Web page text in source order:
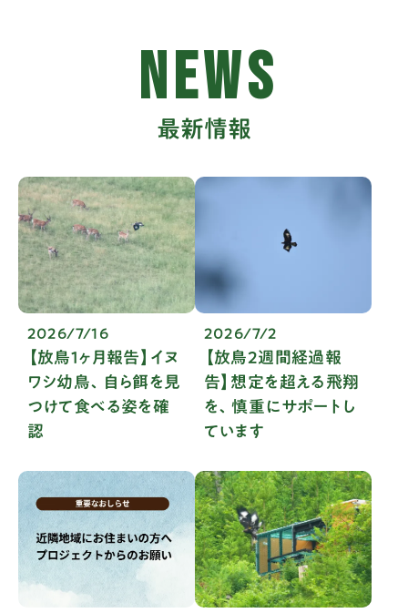
NEWS
最新情報
2026/7/16
【放鳥１ヶ月報告】イヌ
ワシ幼鳥、自ら餌を見
つけて食べる姿を確
認
2026/7/2
【放鳥2週間経過報
告】想定を超える飛翔
を、慎重にサポートし
ています